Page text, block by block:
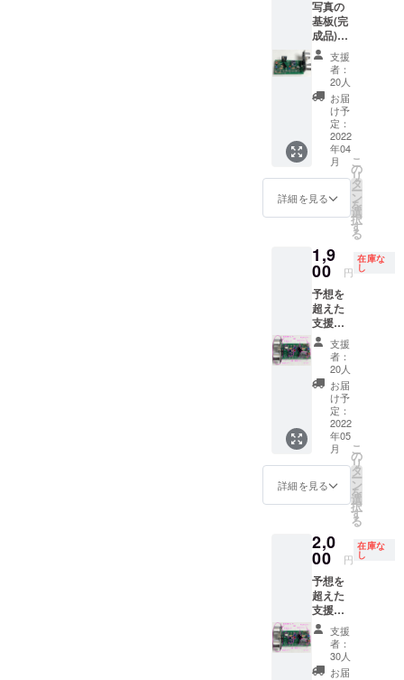
手順に
従いイ
ンス
トール
及び設
定をし
ていた
だきま
す。 p.s
ラズベ
リーパ
イは付
属しま
せん。
ため
の、プ
ログラ
ムは指
定のサ
イト
(gitHub)
からダ
ウン
ロード
してい
ただ
き、イ
ンス
ンス
トール
及び設
定をし
ていた
だきま
す。 p.s
ラズベ
リーパ
イは付
属しま
せん。
写真の
基板(完
成品)を
1つお届
けしま
すとと
もに、
お礼の
メール
と今後
の開発
計画案
も併せ
てお届
けしま
す。 ラ
で動作
させる
ため
の、プ
ログラ
ムは指
定のサ
イト
(gitHub)
からダ
ウン
ロード
してい
ただ
き、イ
ンス
トール
トール
及び設
定をし
ていた
だきま
す。写
真の基
板(完成
品)を1
つお届
支援
者：
20人
お届
け予
定：
2022
年04
月
詳細を見る
こ
の
リ
タ
ー
ン
を
選
択
す
る
1,9
00 円
在庫な
し
予想を
超えた
支援を
いただ
いてい
ます、
追加製
造を決
定しま
したの
でよろ
しくお
願いし
ます。
写真の
基板(完
1つお届
けしま
すとと
もに、
お礼の
メール
と今後
の開発
計画案
も併せ
支援
者：
20人
お届
け予
定：
2022
年05
月
詳細を見る
こ
の
リ
タ
ー
ン
を
選
択
す
る
2,0
00 円
在庫な
し
予想を
超えた
支援を
いただ
いてい
ます、
まだプ
支援
者：
30人
お届